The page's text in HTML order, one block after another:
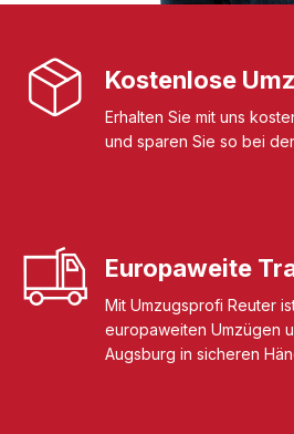
Kostenlose
Erhalten Sie mit uns
und sparen Sie so bei
Europaweite
Mit Umzugsprofi Reuter
europaweiten Umzügen
Augsburg in sicheren